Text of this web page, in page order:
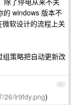
的 windows 版本不
软设计的流程上关
策略把自动更新改
91
26/lr9fdy.png)